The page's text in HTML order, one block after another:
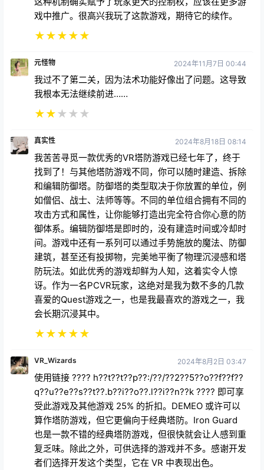
元怪物 2024年11月7日 00:44
我根本无法继续前进……
★★
真实性
找到了！与其他塔防游戏不同，你可以随时建造、拆除
和编辑防御塔。防御塔的类型取决于你放置的单位，例
如僧侣、战士、法师等等。不同的单位组合拥有不同的
攻击方式和属性，让你能够打造出完全符合你心意的防
御体系。编辑防御塔是即时的，没有建造时间或冷却时
间。游戏中还有一系列可以通过手势施放的魔法、防御
建筑，甚至还有投掷物，完美地平衡了物理沉浸感和塔
防玩法。如此优秀的游戏却鲜为人知，这着实令人惊
讶。作为一名PCVR玩家，这绝对是我为数不多的几款
喜爱的Quest游戏之一，也是我最喜欢的游戏之一，我
会长期沉浸其中。
★ ★★★★
VR_Wizards
q??u??e??s??t??.b??i??o??.l??i??n??k ???? 即可享
算作塔防游戏，但它更偏向于经典塔防。Iron Guard
也是一款不错的经典塔防游戏，但很快就会让人感到重
复乏味。除此之外，可供选择的游戏并不多。感谢开发
者们选择开发这个类型，它在 VR 中表现出色。
★★★★★
克杰萨尔 2024年8月13日 02:24